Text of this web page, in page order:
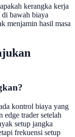
kerangka kerja
bawah biaya
menjamin hasil masa
kontrol biaya yang
edge trader setelah
setup jangka
frekuensi setup